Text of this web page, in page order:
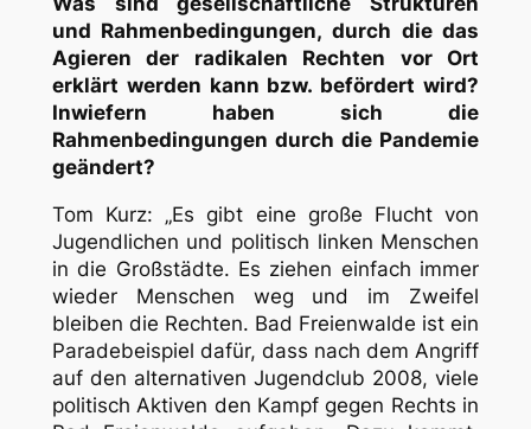
und Rahmenbedingungen, durch die das
Agieren der radikalen Rechten vor Ort
erklärt werden kann bzw. befördert wird?
Inwiefern haben sich die
Rahmenbedingungen durch die Pandemie
geändert?
Tom Kurz: „Es gibt eine große Flucht von
Jugendlichen und politisch linken Menschen
in die Großstädte. Es ziehen einfach immer
wieder Menschen weg und im Zweifel
bleiben die Rechten. Bad Freienwalde ist ein
Paradebeispiel dafür, dass nach dem Angriff
auf den alternativen Jugendclub 2008, viele
politisch Aktiven den Kampf gegen Rechts in